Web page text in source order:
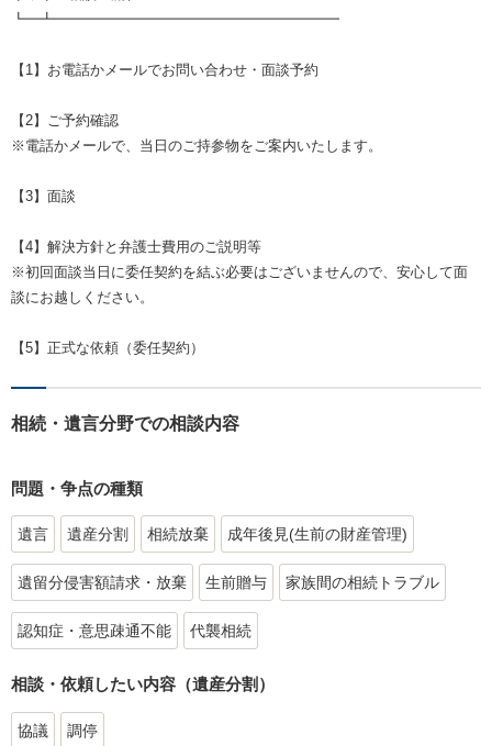
┗━┻━━━━━━━━━━━━━━━━━━━━
【1】お電話かメールでお問い合わせ・面談予約
【2】ご予約確認
※電話かメールで、当日のご持参物をご案内いたします。
【3】面談
【4】解決方針と弁護士費用のご説明等
※初回面談当日に委任契約を結ぶ必要はございませんので、安心して面
談にお越しください。
【5】正式な依頼（委任契約）
相続・遺言分野での相談内容
問題・争点の種類
遺言 遺産分割 相続放棄 成年後見(生前の財産管理)
遺留分侵害額請求・放棄 生前贈与 家族間の相続トラブル
認知症・意思疎通不能 代襲相続
相談・依頼したい内容（遺産分割）
協議 調停